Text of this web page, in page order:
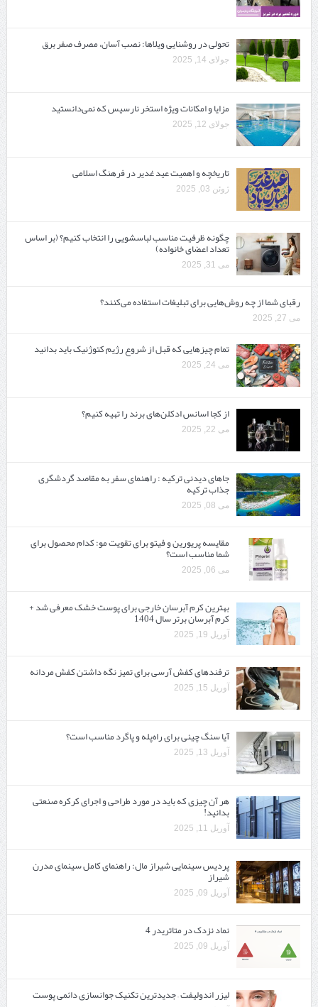
تحولی در روشنایی ویلاها: نصب آسان، مصرف صفر برق
جولای 14, 2025
مزایا و امکانات ویژه استخر نارسیس که نمی‌دانستید
جولای 12, 2025
تاریخچه و اهمیت عید غدیر در فرهنگ اسلامی
ژوئن 03, 2025
چگونه ظرفیت مناسب لباسشویی را انتخاب کنیم؟ (بر اساس
تعداد اعضای خانواده)
می 31, 2025
رقبای شما از چه روش‌هایی برای تبلیغات استفاده می‌کنند؟
می 27, 2025
تمام چیزهایی که قبل از شروع رژیم کتوژنیک باید بدانید‎
می 24, 2025
از کجا اسانس ادکلن‌های برند را تهیه کنیم؟
می 22, 2025
جاهای دیدنی ترکیه : راهنمای سفر به مقاصد گردشگری
جذاب ترکیه
می 08, 2025
مقایسه پریورین و فیتو برای تقویت مو: کدام محصول برای
شما مناسب است؟
می 06, 2025
بهترین کرم آبرسان خارجی برای پوست خشک معرفی شد +
کرم آبرسان برتر سال 1404
آوریل 19, 2025
ترفندهای کفش آرسی برای تمیز نگه داشتن کفش مردانه
آوریل 15, 2025
آیا سنگ چینی برای راه‌پله و پاگرد مناسب است؟
آوریل 13, 2025
هر آن چیزی که باید در مورد طراحی و اجرای کرکره صنعتی
بدانید!
آوریل 11, 2025
پردیس سینمایی شیراز مال: راهنمای کامل سینمای مدرن
شیراز
آوریل 09, 2025
نماد نزدک در متاتریدر 4
آوریل 09, 2025
لیزر اندولیفت – جدیدترین تکنیک جوانسازی دائمی پوست